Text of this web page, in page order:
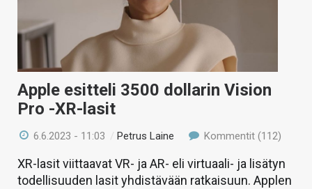
Apple esitteli 3500 dollarin Vision
Pro -XR-lasit
6.6.2023 - 11:03 / Petrus Laine Kommentit (112)
XR-lasit viittaavat VR- ja AR- eli virtuaali- ja lisätyn
todellisuuden lasit yhdistävään ratkaisuun. Applen